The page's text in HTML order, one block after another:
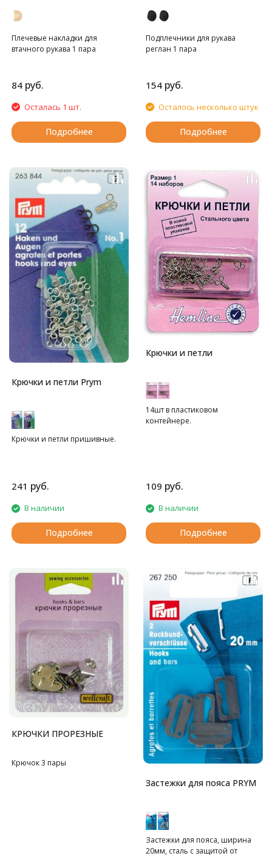
Плечевые накладки для
втачного рукава 1 пара
84 руб.
Осталась 1 шт.
Подробнее
Подплечники для рукава
реглан 1 пара
154 руб.
Осталось несколько штук
Подробнее
Крючки и петли Prym
Крючки и петли пришивные.
241 руб.
В наличии
Подробнее
Крючки и петли
14шт в пластиковом
контейнере.
109 руб.
В наличии
Подробнее
КРЮЧКИ ПРОРЕЗНЫЕ
Крючок 3 пары
Застежки для пояса PRYM
Застежки для пояса, ширина
20мм, сталь с защитой от